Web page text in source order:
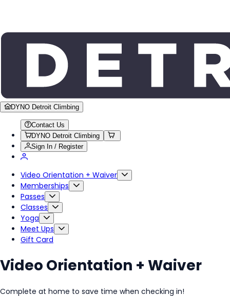
DYNO Detroit Climbing
Contact Us
DYNO Detroit Climbing
Sign In / Register
Video Orientation + Waiver
Memberships
Passes
Classes
Yoga
Meet Ups
Gift Card
Video Orientation + Waiver
Complete at home to save time when checking in!